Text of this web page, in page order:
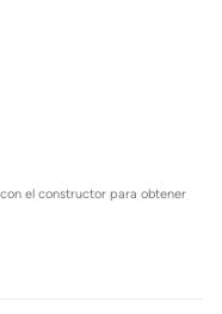
el constructor para obtener